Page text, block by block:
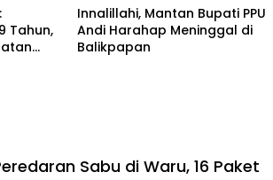
Tahun,
Innalillahi, Mantan Bupati PPU
Andi Harahap Meninggal di
Balikpapan
Sabu di Waru, 16 Paket